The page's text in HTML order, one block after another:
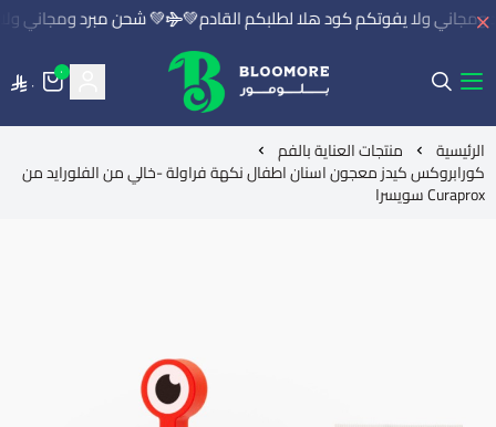
ولا يفوتكم كود هلا لطلبكم القادم💚 💚 شحن مبرد ومجاني ولا
بلومور | BLOOMORE
٠
٠
الرئيسية منتجات العناية بالفم
كورابروكس كيدز معجون اسنان اطفال نكهة فراولة -خالي من الفلورايد من
Curaprox سويسرا